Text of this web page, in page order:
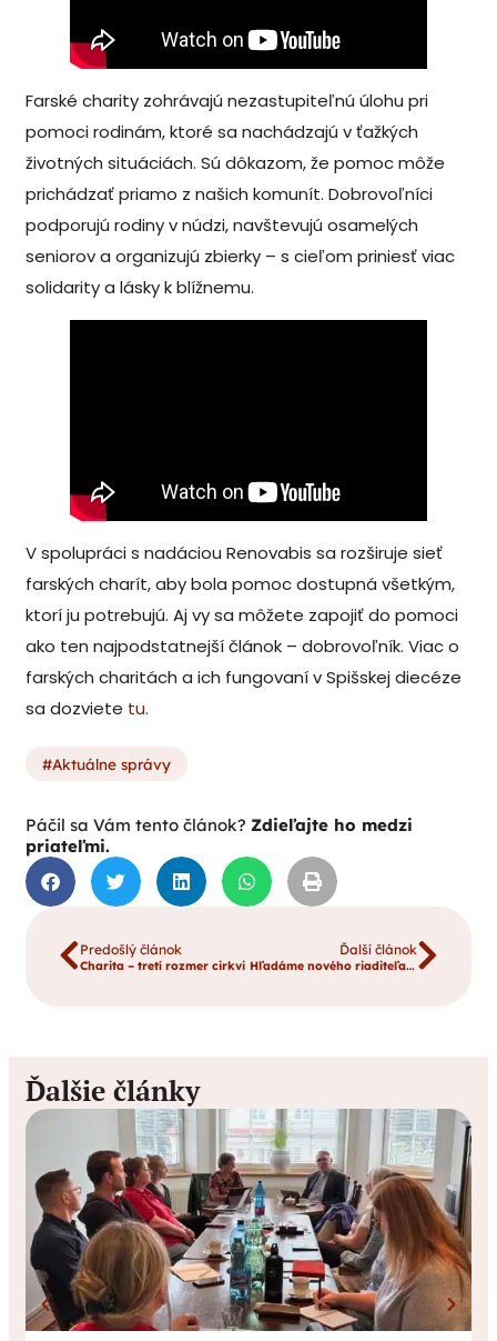
Farské charity zohrávajú nezastupiteľnú úlohu pri
pomoci rodinám, ktoré sa nachádzajú v ťažkých
životných situáciách. Sú dôkazom, že pomoc môže
prichádzať priamo z našich komunít. Dobrovoľníci
podporujú rodiny v núdzi, navštevujú osamelých
seniorov a organizujú zbierky – s cieľom priniesť viac
solidarity a lásky k blížnemu.
V spolupráci s nadáciou Renovabis sa rozširuje sieť
farských charít, aby bola pomoc dostupná všetkým,
ktorí ju potrebujú. Aj vy sa môžete zapojiť do pomoci
ako ten najpodstatnejší článok – dobrovoľník. Viac o
farských charitách a ich fungovaní v Spišskej diecéze
sa dozviete tu.
Aktuálne správy
Páčil sa Vám tento článok? Zdieľajte ho medzi
priateľmi.
Predošlý článok
Charita – tretí rozmer cirkvi
Ďalší článok
Hľadáme nového riaditeľa Domu Charitas sv. Jána Bosca
Ďalšie články